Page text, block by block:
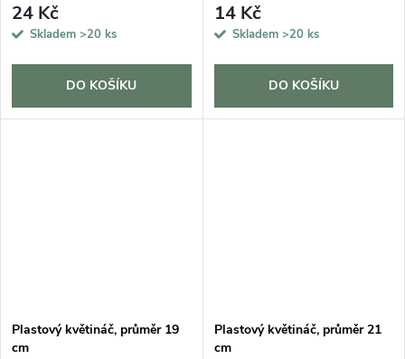
24 Kč
Skladem >20 ks
DO KOŠÍKU
14 Kč
Skladem >20 ks
DO KOŠÍKU
Plastový květináč, průměr 19
cm
Plastový květináč, průměr 21
cm